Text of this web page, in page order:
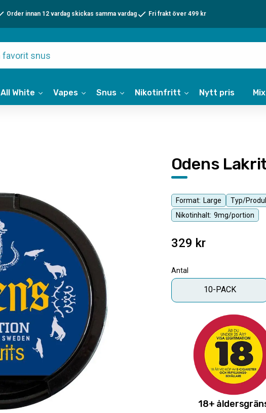
All White Vapes Snus Nikotinfritt Nytt pris
Order innan 12 vardag skickas samma vardag Fri frakt över 499 kr
Format: Large
Typ/
Nikotinhalt: 9mg/portion
Odens
329 kr
Antal
10-PACK
+
Snabba leveranser med
Beställningar innan
Leverans 1-3
18+